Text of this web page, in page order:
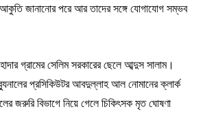
জানানোর পরে আর তাদের সঙ্গে যোগাযোগ সম্ভব
গ্রামের সেলিম সরকারের ছেলে আব্দুস সালাম।
প্রসিকিউটর আবদুল্লাহ আল নোমানের ক্লার্ক
জরুরি বিভাগে নিয়ে গেলে চিকিৎসক মৃত ঘোষণা